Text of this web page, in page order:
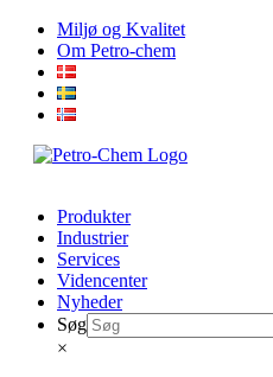
Skip
content
Miljø og Kvalitet
Om Petro-chem
Produkter
Industrier
Services
Videncenter
Nyheder
Søg
×